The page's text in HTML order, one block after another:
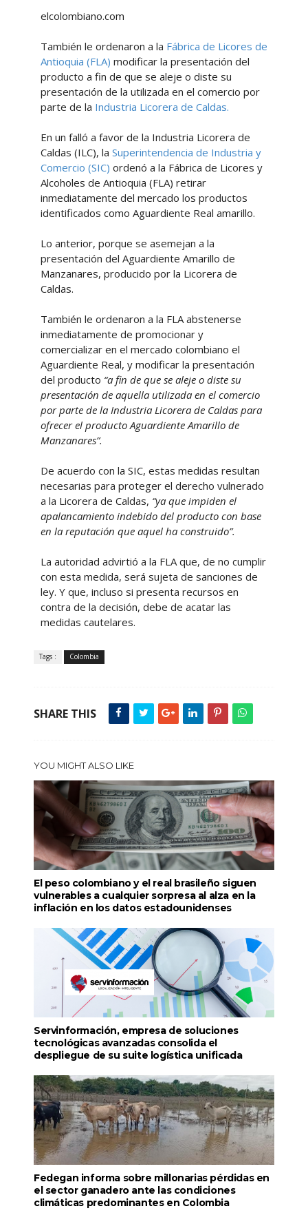
elcolombiano.com
También le ordenaron a la Fábrica de Licores de
Antioquia (FLA) modificar la presentación del
producto a fin de que se aleje o diste su
presentación de la utilizada en el comercio por
parte de la Industria Licorera de Caldas.
En un falló a favor de la Industria Licorera de
Caldas (ILC), la Superintendencia de Industria y
Comercio (SIC) ordenó a la Fábrica de Licores y
Alcoholes de Antioquia (FLA) retirar
inmediatamente del mercado los productos
identificados como Aguardiente Real amarillo.
Lo anterior, porque se asemejan a la
presentación del Aguardiente Amarillo de
Manzanares, producido por la Licorera de
Caldas.
También le ordenaron a la FLA abstenerse
inmediatamente de promocionar y
comercializar en el mercado colombiano el
Aguardiente Real, y modificar la presentación
del producto “a fin de que se aleje o diste su
presentación de aquella utilizada en el comercio
por parte de la Industria Licorera de Caldas para
ofrecer el producto Aguardiente Amarillo de
Manzanares”.
De acuerdo con la SIC, estas medidas resultan
necesarias para proteger el derecho vulnerado
a la Licorera de Caldas, “ya que impiden el
apalancamiento indebido del producto con base
en la reputación que aquel ha construido”.
La autoridad advirtió a la FLA que, de no cumplir
con esta medida, será sujeta de sanciones de
ley. Y que, incluso si presenta recursos en
contra de la decisión, debe de acatar las
medidas cautelares.
Tags : Colombia
SHARE THIS
YOU MIGHT ALSO LIKE
El peso colombiano y el real brasileño siguen
vulnerables a cualquier sorpresa al alza en la
inflación en los datos estadounidenses
Servinformación, empresa de soluciones
tecnológicas avanzadas consolida el
despliegue de su suite logística unificada
Fedegan informa sobre millonarias pérdidas en
el sector ganadero ante las condiciones
climáticas predominantes en Colombia